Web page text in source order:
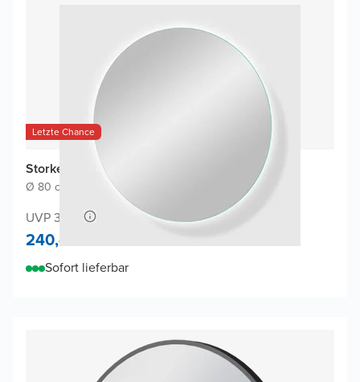
Letzte Chance
Storke Disc Badspiegel
Ø 80 cm Spiegel ohne Rahmen
UVP 390,-
240,-
Sofort lieferbar